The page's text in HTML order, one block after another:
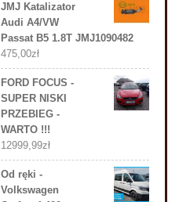
JMJ Katalizator
Audi A4/VW
Passat B5 1.8T JMJ1090482
475,00zł
FORD FOCUS -
SUPER NISKI
PRZEBIEG -
WARTO !!!
12999,99zł
Od ręki -
Volkswagen